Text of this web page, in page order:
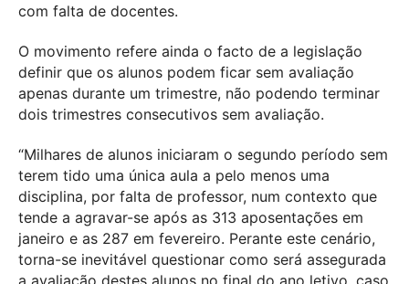
com falta de docentes.
O movimento refere ainda o facto de a legislação
definir que os alunos podem ficar sem avaliação
apenas durante um trimestre, não podendo terminar
dois trimestres consecutivos sem avaliação.
“Milhares de alunos iniciaram o segundo período sem
terem tido uma única aula a pelo menos uma
disciplina, por falta de professor, num contexto que
tende a agravar-se após as 313 aposentações em
janeiro e as 287 em fevereiro. Perante este cenário,
torna-se inevitável questionar como será assegurada
a avaliação destes alunos no final do ano letivo, caso